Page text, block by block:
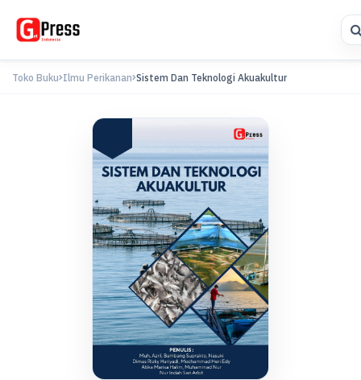
Toko Buku Ilmu Perikanan Sistem Dan Teknologi Akuakultur